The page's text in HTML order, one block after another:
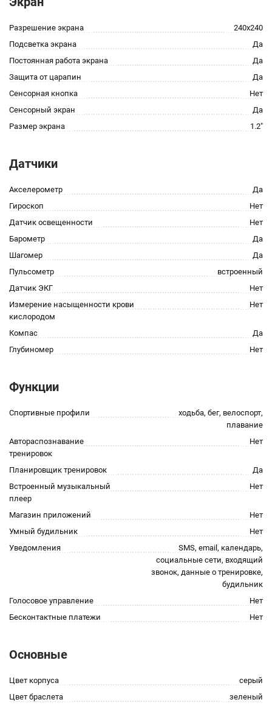
Разрешение экрана
240x240
Подсветка экрана
Да
Постоянная работа экрана
Да
Защита от царапин
Да
Сенсорная кнопка
Нет
Сенсорный экран
Да
Размер экрана
1.2"
Датчики
Акселерометр
Да
Гироскоп
Нет
Датчик освещенности
Нет
Барометр
Да
Шагомер
Да
Пульсометр
встроенный
Датчик ЭКГ
Нет
Измерение насыщенности крови
кислородом
Нет
Компас
Да
Глубиномер
Нет
Функции
Спортивные профили
xодьба, бег, велоспорт,
плавание
Автораспознавание
тренировок
Нет
Планировщик тренировок
Да
Встроенный музыкальный
плеер
Нет
Магазин приложений
Нет
Умный будильник
Нет
Уведомления
SMS, email, календарь,
социальные сети, входящий
звонок, данные о тренировке,
будильник
Голосовое управление
Нет
Бесконтактные платежи
Нет
Основные
Цвет корпуса
серый
Цвет браслета
зеленый